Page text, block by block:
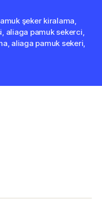
şeker kiralama
aliaga pamuk sekerci
aliaga pamuk sekeri